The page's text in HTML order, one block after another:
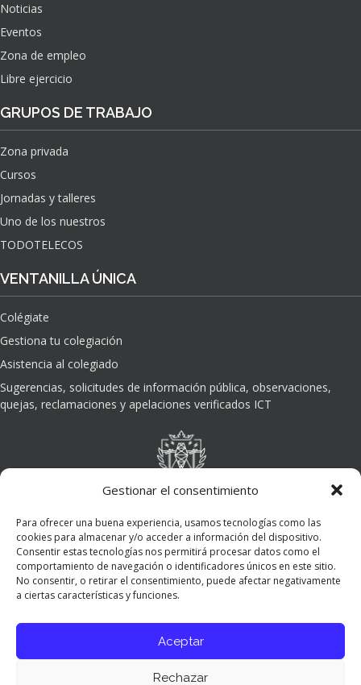
Gestionar el consentimiento
Para ofrecer una buena experiencia, usamos tecnologías como las
cookies para almacenar y/o acceder a información del dispositivo.
Consentir estas tecnologías nos permitirá procesar datos como el
comportamiento de navegación o identificadores únicos en este sitio.
No consentir, o retirar el consentimiento, puede afectar negativamente
a ciertas características y funciones.
Aceptar
Rechazar
Noticias
Eventos
Zona de empleo
Libre ejercicio
GRUPOS DE TRABAJO
Zona privada
Cursos
Jornadas y talleres
Uno de los nuestros
TODOTELECOS
VENTANILLA ÚNICA
Colégiate
Gestiona tu colegiación
Asistencia al colegiado
Sugerencias, solicitudes de información pública, observaciones,
quejas, reclamaciones y apelaciones verificados ICT